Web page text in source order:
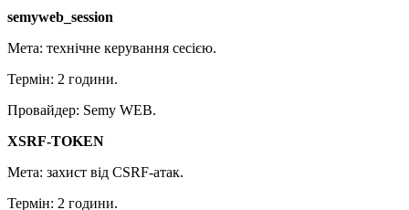
semyweb_session
Мета: технічне керування сесією.
Термін: 2 години.
Провайдер: Semy WEB.
XSRF-TOKEN
Мета: захист від CSRF-атак.
Термін: 2 години.